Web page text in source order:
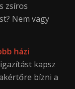
zsíros
Nem vagy
házi
kapsz
bízni a